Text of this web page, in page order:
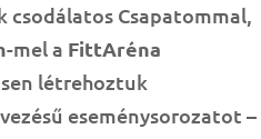
csodálatos Csapatommal,
-mel a FittAréna
létrehoztuk
eseménysorozatot –